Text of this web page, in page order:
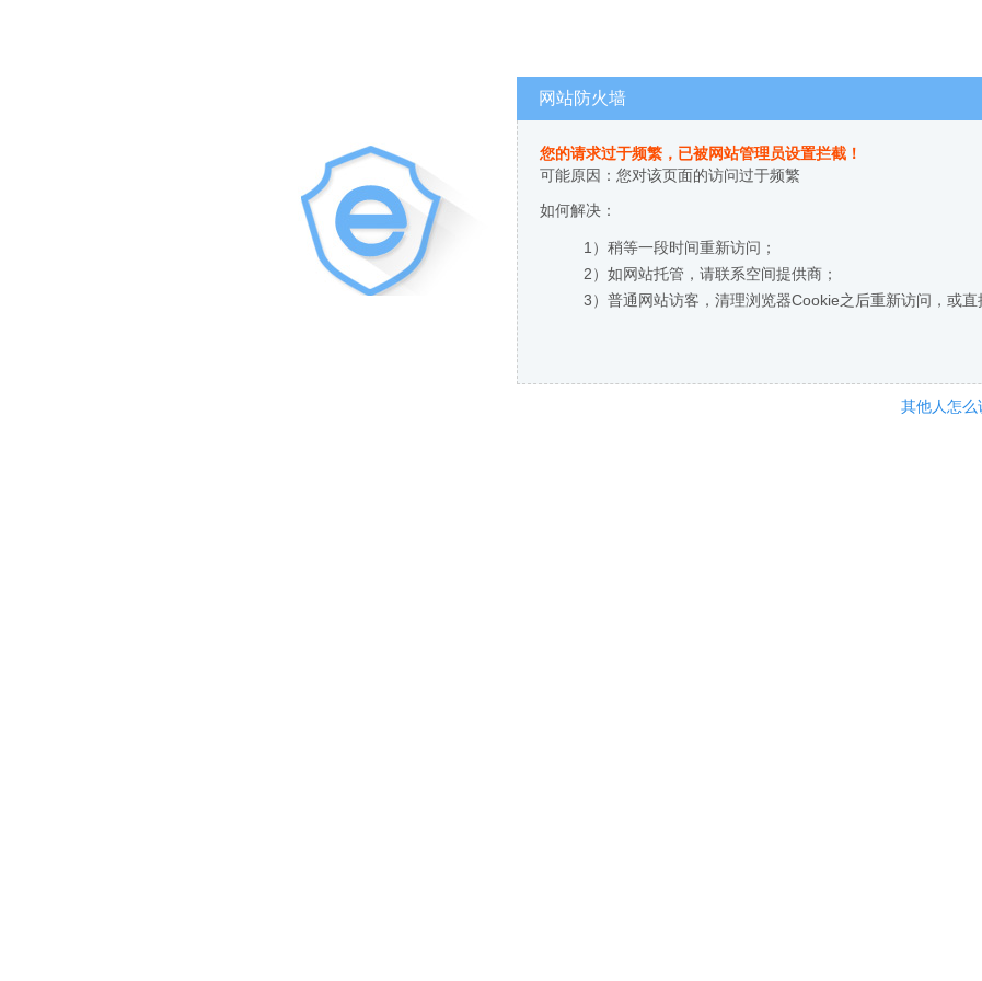
网站防火墙
您的请求过于频繁，已被网站管理员设置拦截！
可能原因：您对该页面的访问过于频繁
如何解决：
1）稍等一段时间重新访问；
2）如网站托管，请联系空间提供商；
3）普通网站访客，清理浏览器Cookie之后重新访问，或直
其他人怎么